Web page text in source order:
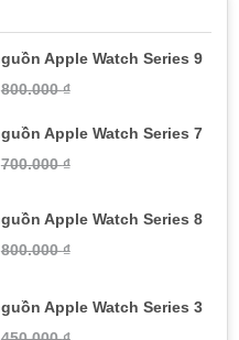
chữa chuyên nghiệp, giúp
lỗi nút nguồn
khiến nút
được nguyên nhân dẫn
rất quan trọng.
thời gian dài hoặc sử
có thể gây ra hư hỏng cho
Apple Watch Series 9
800.000₫
Apple Watch Series 7
700.000₫
Apple Watch Series 8
800.000₫
Apple Watch Series 3